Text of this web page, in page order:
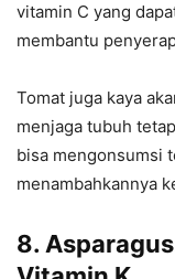
vitamin C yang
membantu
Tomat juga kaya
menjaga tubuh
bisa mengonsumsi
menambahkannya
8.